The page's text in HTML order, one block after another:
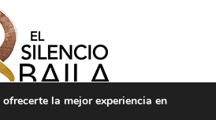
la mejor experiencia en